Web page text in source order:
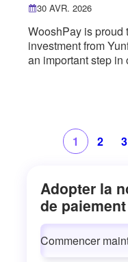
30 AVR. 2026
WooshPay is proud
investment from
an important step
focused on asset
real-world assets
1 2 3
Adopter la
de paiement
Commencer